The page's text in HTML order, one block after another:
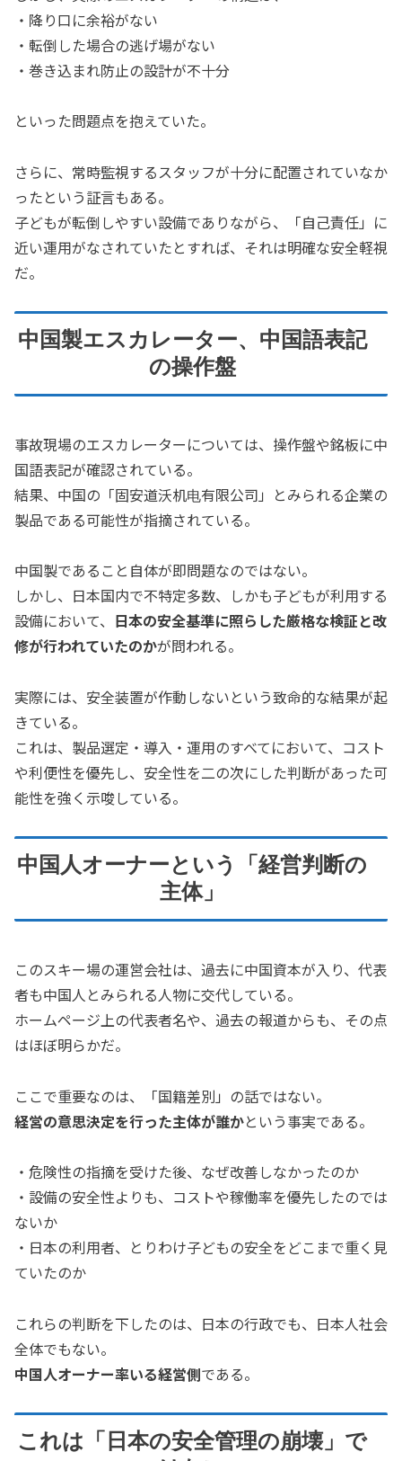
・降り口に余裕がない
・転倒した場合の逃げ場がない
・巻き込まれ防止の設計が不十分
といった問題点を抱えていた。
さらに、常時監視するスタッフが十分に配置されていなか
ったという証言もある。
子どもが転倒しやすい設備でありながら、「自己責任」に
近い運用がなされていたとすれば、それは明確な安全軽視
だ。
中国製エスカレーター、中国語表記
の操作盤
事故現場のエスカレーターについては、操作盤や銘板に中
国語表記が確認されている。
結果、中国の「固安道沃机电有限公司」とみられる企業の
製品である可能性が指摘されている。
中国製であること自体が即問題なのではない。
しかし、日本国内で不特定多数、しかも子どもが利用する
設備において、 日本の安全基準に照らした厳格な検証と改
修が行われていたのかが問われる。
実際には、安全装置が作動しないという致命的な結果が起
きている。
これは、製品選定・導入・運用のすべてにおいて、コスト
や利便性を優先し、安全性を二の次にした判断があった可
能性を強く示唆している。
中国人オーナーという「経営判断の
主体」
このスキー場の運営会社は、過去に中国資本が入り、代表
者も中国人とみられる人物に交代している。
ホームページ上の代表者名や、過去の報道からも、その点
はほぼ明らかだ。
ここで重要なのは、「国籍差別」の話ではない。
経営の意思決定を行った主体が誰かという事実である。
・危険性の指摘を受けた後、なぜ改善しなかったのか
・設備の安全性よりも、コストや稼働率を優先したのでは
ないか
・日本の利用者、とりわけ子どもの安全をどこまで重く見
ていたのか
これらの判断を下したのは、日本の行政でも、日本人社会
全体でもない。
中国人オーナー率いる経営側である。
これは「日本の安全管理の崩壊」で